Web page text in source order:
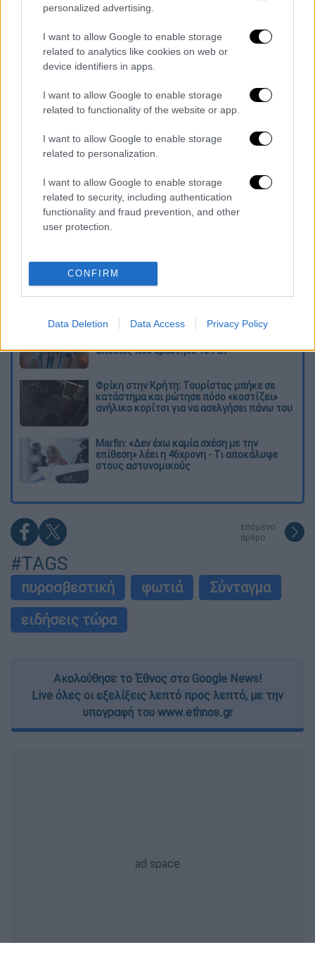
personalized advertising.
I want to allow Google to enable storage
related to analytics like cookies on web or
device identifiers in apps.
I want to allow Google to enable storage
related to functionality of the website or app.
I want to allow Google to enable storage
related to personalization.
I want to allow Google to enable storage
related to security, including authentication
functionality and fraud prevention, and other
user protection.
CONFIRM
Data Deletion Data Access Privacy Policy
Το συμβάν έχει ελεγχθεί, ωστόσο οι
πυροσβέστες παραμένουνστο σημείο.
Επιστήμονες ανακάλυψαν τον τέταρτο
γνωστό τύπο μεταδοτικού καρκίνου στον
Μουντιάλ 2026: «Θα ανατινάξω τον Μέσι με
απειλές που ερεύνησε το FBI
Φρίκη στην Κρήτη: Τουρίστας μπήκε σε
κατάστημα και ρώτησε πόσο «κοστίζει»
ανήλικο κορίτσι για να ασελγήσει πάνω του
Marfin: «Δεν έχω καμία σχέση με την
επίθεση» λέει η 46χρονη - Τι αποκάλυψε
στους αστυνομικούς
επόμενο
άρθρο
#TAGS
πυροσβεστική φωτιά
Σύνταγμα
ειδήσεις τώρα
Ακολούθησε το Έθνος στο Google News!
Live όλες οι εξελίξεις λεπτό προς λεπτό, με την
υπογραφή του www.ethnos.gr